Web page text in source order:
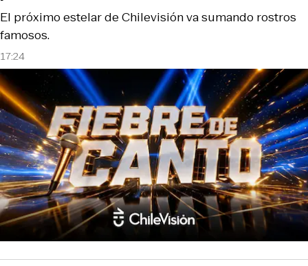
17:24
El próximo estelar de Chilevisión va sumando rostros
famosos.